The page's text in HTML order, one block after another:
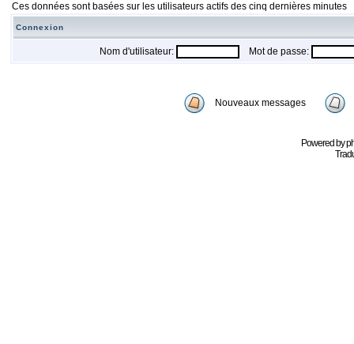
Ces données sont basées sur les utilisateurs actifs des cinq dernières minutes
Connexion
Nom d'utilisateur: Mot de passe:
Nouveaux messages
Powered by